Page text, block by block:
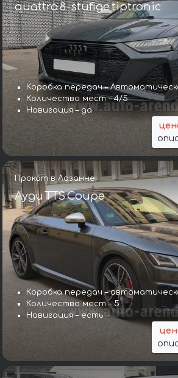
quattro 8-stufige tiptronic
Коробка передач –
Количество мест – 4/5
Навигация – да
Прокат в Лозанне
Ауди TTS Coupe
Коробка передач –
Количество мест – 5
Навигация – есть